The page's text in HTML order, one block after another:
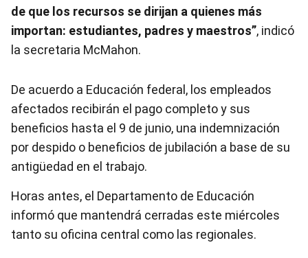
de que los recursos se dirijan a quienes más
importan: estudiantes, padres y maestros”, indicó
la secretaria McMahon.
De acuerdo a Educación federal, los empleados
afectados recibirán el pago completo y sus
beneficios hasta el 9 de junio, una indemnización
por despido o beneficios de jubilación a base de su
antigüedad en el trabajo.
Horas antes, el Departamento de Educación
informó que mantendrá cerradas este miércoles
tanto su oficina central como las regionales.